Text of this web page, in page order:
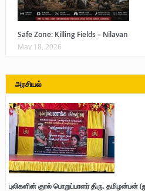
Safe Zone: Killing Fields – Nilavan
May 18, 2026
அரசியல்
புலிகளின் குரல் பொறுப்பாளர் திரு.